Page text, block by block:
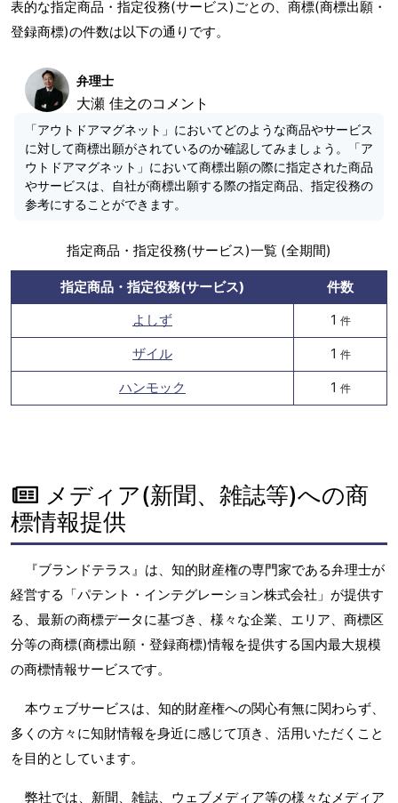
表的な指定商品・指定役務(サービス)ごとの、商標(商標出願・
登録商標)の件数は以下の通りです。
弁理士
大瀬 佳之のコメント
「アウトドアマグネット」においてどのような商品やサービス
に対して商標出願がされているのか確認してみましょう。「ア
ウトドアマグネット」において商標出願の際に指定された商品
やサービスは、自社が商標出願する際の指定商品、指定役務の
参考にすることができます。
指定商品・指定役務(サービス)一覧 (全期間)
指定商品・指定役務(サービス)
件数
よしず
1 件
ザイル 1 件
ハンモック 1 件
メディア(新聞、雑誌等)への商
標情報提供
『ブランドテラス』は、知的財産権の専門家である弁理士が
経営する「パテント・インテグレーション株式会社」が提供す
る、最新の商標データに基づき、様々な企業、エリア、商標区
分等の商標(商標出願・登録商標)情報を提供する国内最大規模
の商標情報サービスです。
本ウェブサービスは、知的財産権への関心有無に関わらず、
多くの方々に知財情報を身近に感じて頂き、活用いただくこと
を目的としています。
弊社では、新聞、雑誌、ウェブメディア等の様々なメディア